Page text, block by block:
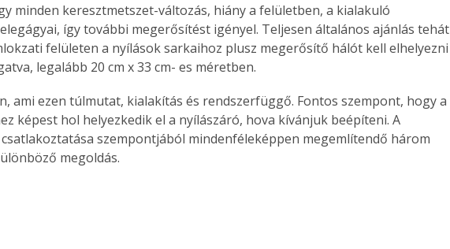
minden keresztmetszet-változás, hiány a felületben, a kialakuló
így további megerősítést igényel. Teljesen általános ajánlás tehát
felületen a nyílások sarkaihoz plusz megerősítő hálót kell elhelyezni
legalább 20 cm x 33 cm- es méretben.
ami ezen túlmutat, kialakítás és rendszerfüggő. Fontos szempont, hogy a
képest hol helyezkedik el a nyílászáró, hova kívánjuk beépíteni. A
szempontjából mindenféleképpen megemlítendő három
megoldás.